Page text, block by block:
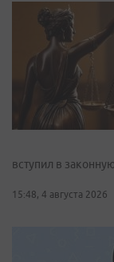
вступил в
15:48, 4 августа 2026